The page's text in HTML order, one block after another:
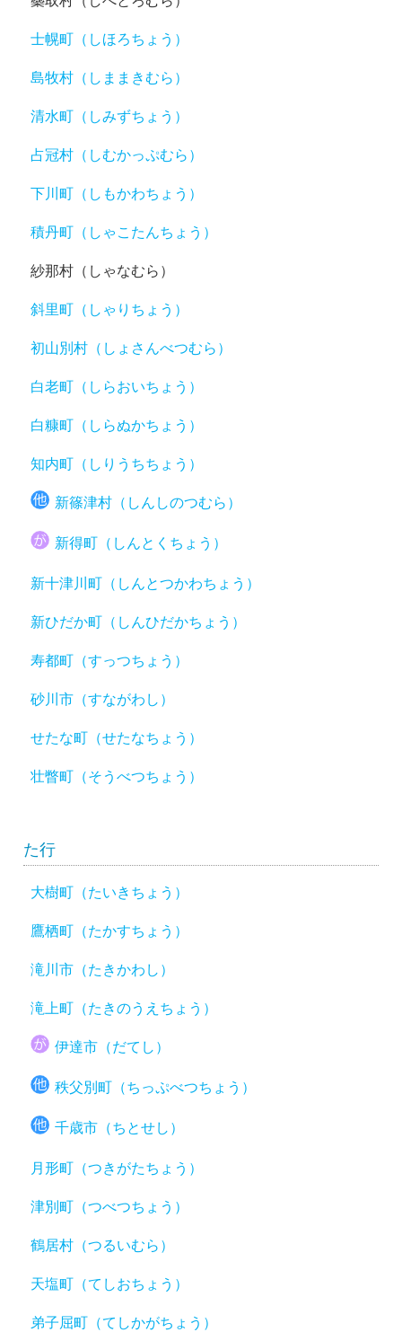
士幌町（しほろちょう）
島牧村（しままきむら）
清水町（しみずちょう）
占冠村（しむかっぷむら）
下川町（しもかわちょう）
積丹町（しゃこたんちょう）
紗那村（しゃなむら）
斜里町（しゃりちょう）
初山別村（しょさんべつむら）
白老町（しらおいちょう）
白糠町（しらぬかちょう）
知内町（しりうちちょう）
新篠津村（しんしのつむら）
新得町（しんとくちょう）
新十津川町（しんとつかわちょう）
新ひだか町（しんひだかちょう）
寿都町（すっつちょう）
砂川市（すながわし）
せたな町（せたなちょう）
壮瞥町（そうべつちょう）
た行
大樹町（たいきちょう）
鷹栖町（たかすちょう）
滝川市（たきかわし）
滝上町（たきのうえちょう）
伊達市（だてし）
秩父別町（ちっぷべつちょう）
千歳市（ちとせし）
月形町（つきがたちょう）
津別町（つべつちょう）
鶴居村（つるいむら）
天塩町（てしおちょう）
弟子屈町（てしかがちょう）